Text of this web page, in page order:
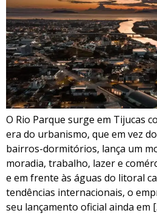
O Rio Parque surge em Tijucas
era do urbanismo, que em vez
bairros-dormitórios, lança um
moradia, trabalho, lazer e
e em frente às águas do litoral
tendências internacionais, o
seu lançamento oficial ainda em